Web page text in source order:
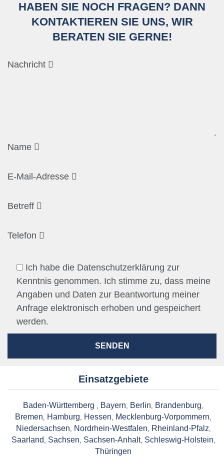
HABEN SIE NOCH FRAGEN? DANN
KONTAKTIEREN SIE UNS, WIR
BERATEN SIE GERNE!
Nachricht
Name
E-Mail-Adresse
Betreff
Telefon
Ich habe die Datenschutzerklärung zur
Kenntnis genommen. Ich stimme zu, dass meine
Angaben und Daten zur Beantwortung meiner
Anfrage elektronisch erhoben und gespeichert
werden.
Einsatzgebiete
Baden-Württemberg , Bayern, Berlin, Brandenburg,
Bremen, Hamburg, Hessen, Mecklenburg-Vorpommern,
Niedersachsen, Nordrhein-Westfalen, Rheinland-Pfalz,
Saarland , Sachsen, Sachsen-Anhalt, Schleswig-Holstein,
Thüringen